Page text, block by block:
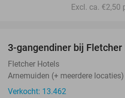
Excl. ca. €2,50
3-gangendiner bij Fletcher
Fletcher Hotels
Arnemuiden (+ meerdere locaties)
Verkocht: 13.462